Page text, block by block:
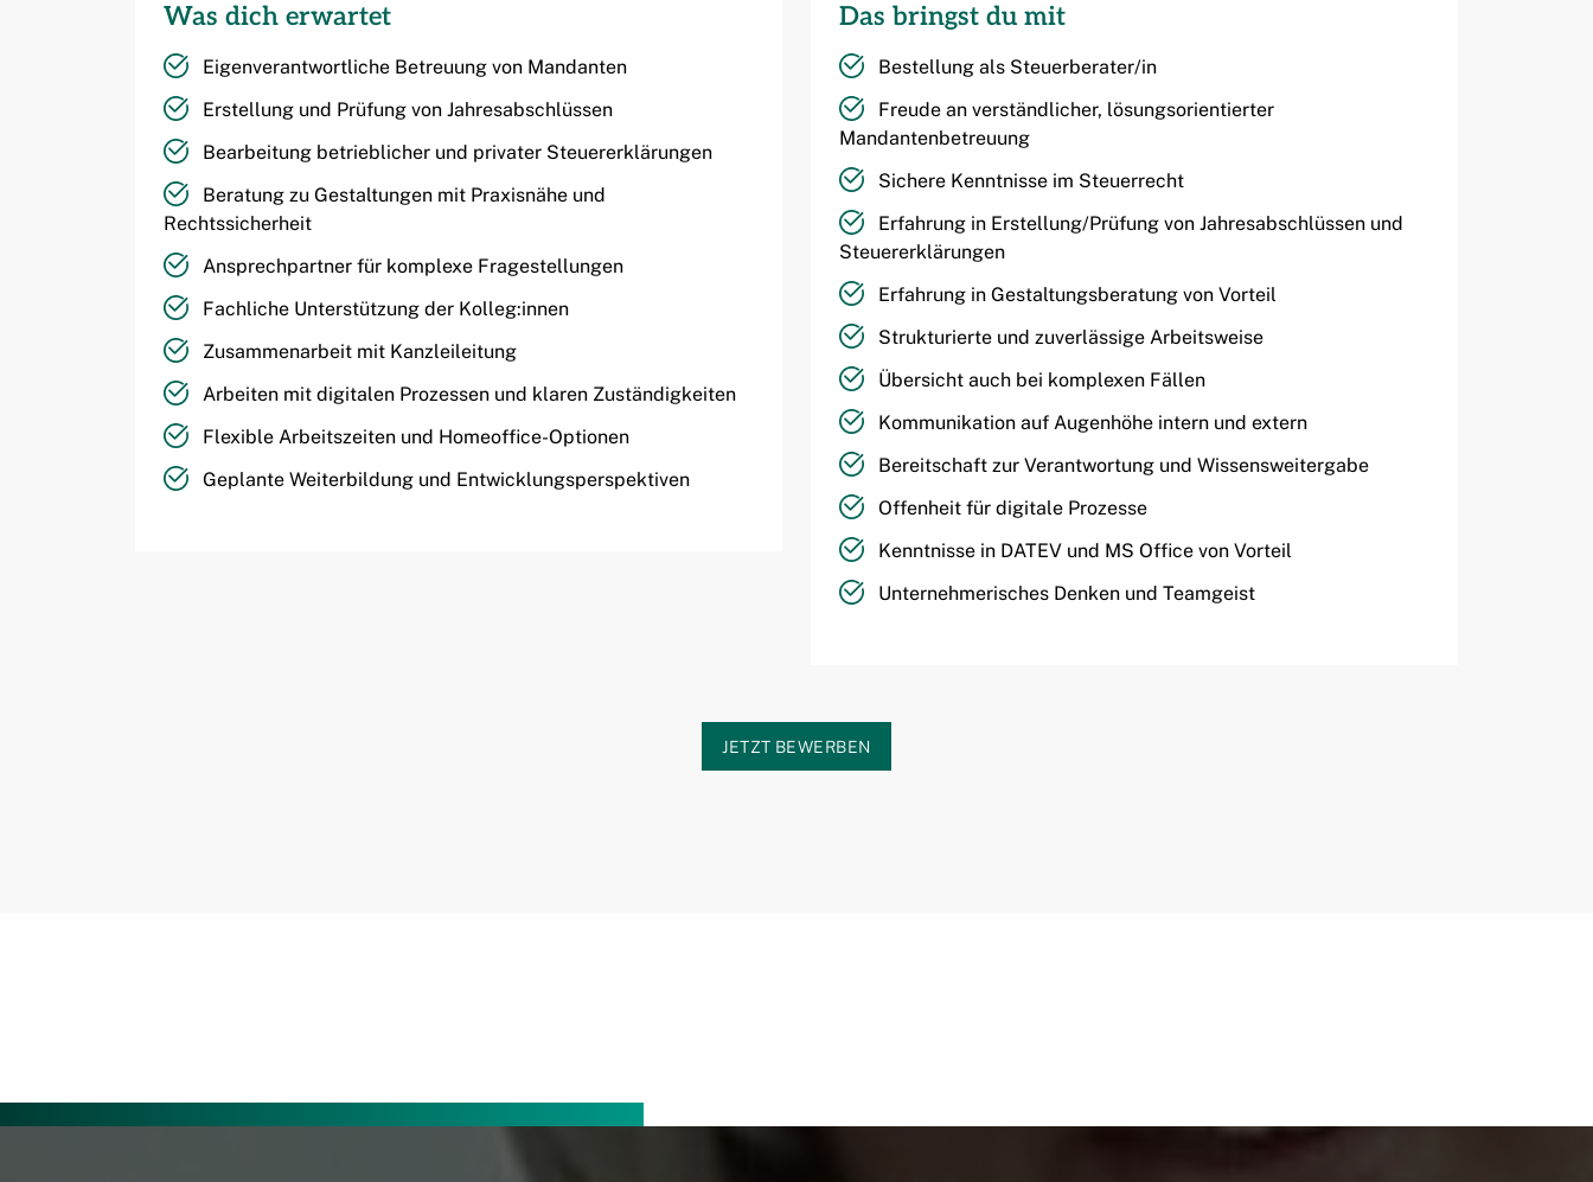
Was dich erwartet
Eigenverantwortliche Betreuung von Mandanten
Erstellung und Prüfung von Jahresabschlüssen
Bearbeitung betrieblicher und privater Steuererklärungen
Beratung zu Gestaltungen mit Praxisnähe und
Rechtssicherheit
Ansprechpartner für komplexe Fragestellungen
Fachliche Unterstützung der Kolleg:innen
Zusammenarbeit mit Kanzleileitung
Arbeiten mit digitalen Prozessen und klaren Zuständigkeiten
Flexible Arbeitszeiten und Homeoffice-Optionen
Geplante Weiterbildung und Entwicklungsperspektiven
Das bringst du mit
Bestellung als Steuerberater/in
Freude an verständlicher, lösungsorientierter
Mandantenbetreuung
Sichere Kenntnisse im Steuerrecht
Erfahrung in Erstellung/Prüfung von Jahresabschlüssen und
Steuererklärungen
Erfahrung in Gestaltungsberatung von Vorteil
Strukturierte und zuverlässige Arbeitsweise
Übersicht auch bei komplexen Fällen
Kommunikation auf Augenhöhe intern und extern
Bereitschaft zur Verantwortung und Wissensweitergabe
Offenheit für digitale Prozesse
Kenntnisse in DATEV und MS Office von Vorteil
Unternehmerisches Denken und Teamgeist
JETZT BEWERBEN